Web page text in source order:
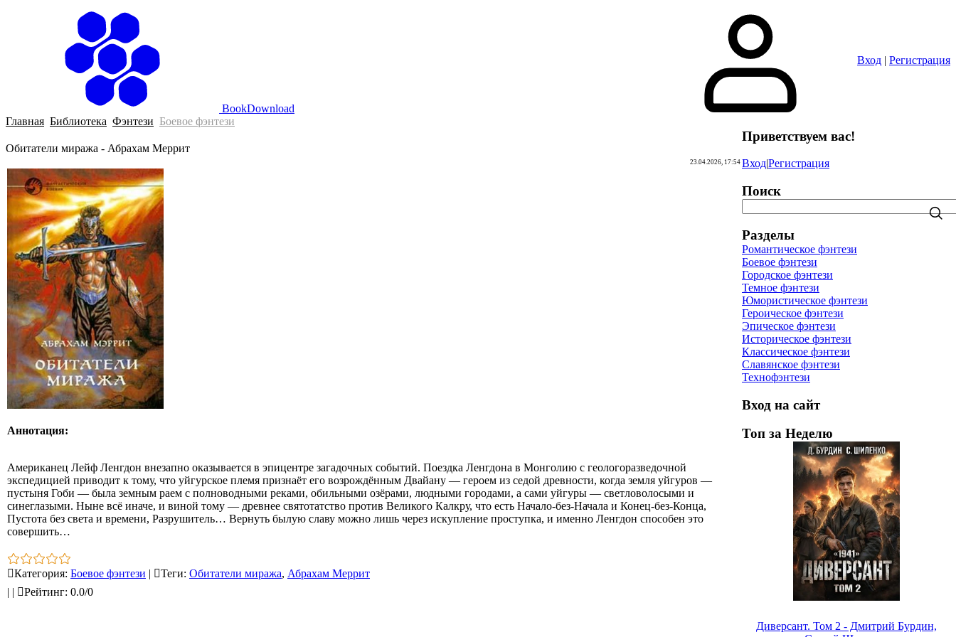
BookDownload
Вход | Регистрация
Главная Библиотека Фэнтези Боевое фэнтези
Обитатели миража - Абрахам Меррит
23.04.2026, 17:54
Аннотация:
Американец Лейф Ленгдон внезапно оказывается в эпицентре загадочных событий. Поездка Ленгдона в Монголию с геологоразведочной
экспедицией приводит к тому, что уйгурское племя признаёт его возрождённым Двайану — героем из седой древности, когда земля уйгуров —
пустыня Гоби — была земным раем с полноводными реками, обильными озёрами, людными городами, а сами уйгуры — светловолосыми и
синеглазыми. Ныне всё иначе, и виной тому — древнее святотатство против Великого Калкру, что есть Начало‑без‑Начала и Конец‑без‑Конца,
Пустота без света и времени, Разрушитель… Вернуть былую славу можно лишь через искупление проступка, и именно Ленгдон способен это
совершить…
Категория: Боевое фэнтези | Теги: Обитатели миража, Абрахам Меррит
| | Рейтинг: 0.0/0
Приветствуем вас!
Вход|Регистрация
Поиск
Разделы
Романтическое фэнтези
Боевое фэнтези
Городское фэнтези
Темное фэнтези
Юмористическое фэнтези
Героическое фэнтези
Эпическое фэнтези
Историческое фэнтези
Классическое фэнтези
Славянское фэнтези
Технофэнтези
Вход на сайт
Топ за Неделю
Диверсант. Том 2 - Дмитрий Бурдин,